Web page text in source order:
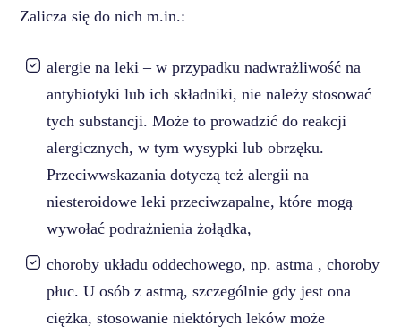
Zalicza się do nich m.in.:
alergie na leki – w przypadku nadwrażliwość na
antybiotyki lub ich składniki, nie należy stosować
tych substancji. Może to prowadzić do reakcji
alergicznych, w tym wysypki lub obrzęku.
Przeciwwskazania dotyczą też alergii na
niesteroidowe leki przeciwzapalne, które mogą
wywołać podrażnienia żołądka,
choroby układu oddechowego, np. astma , choroby
płuc. U osób z astmą, szczególnie gdy jest ona
ciężka, stosowanie niektórych leków może